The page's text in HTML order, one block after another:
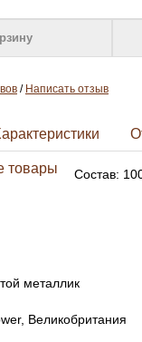
/ Написать отзыв
товары Состав:
металлик
Великобритания